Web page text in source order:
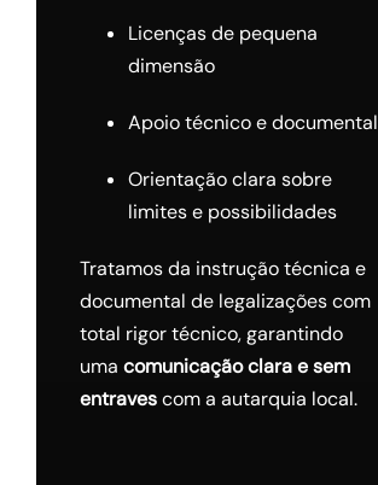
Licenças de pequena
dimensão
Apoio técnico e documental
Orientação clara sobre
limites e possibilidades
Tratamos da instrução técnica e
documental de legalizações com
total rigor técnico, garantindo
uma comunicação clara e sem
entravescom a autarquia local.